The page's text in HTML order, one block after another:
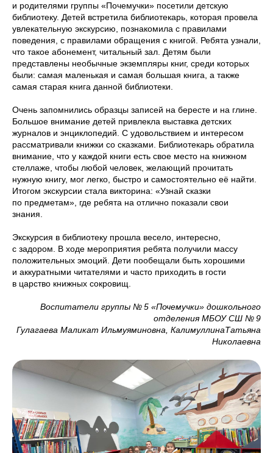
и родителями группы «Почемучки» посетили детскую
библиотеку. Детей встретила библиотекарь, которая провела
увлекательную экскурсию, познакомила с правилами
поведения, с правилами обращения с книгой. Ребята узнали,
что такое абонемент, читальный зал. Детям были
представлены необычные экземпляры книг, среди которых
были: самая маленькая и самая большая книга, а также
самая старая книга данной библиотеки.
Очень запомнились образцы записей на бересте и на глине.
Большое внимание детей привлекла выставка детских
журналов и энциклопедий. С удовольствием и интересом
рассматривали книжки со сказками. Библиотекарь обратила
внимание, что у каждой книги есть свое место на книжном
стеллаже, чтобы любой человек, желающий прочитать
нужную книгу, мог легко, быстро и самостоятельно её найти.
Итогом экскурсии стала викторина: «Узнай сказки
по предметам», где ребята на отлично показали свои
знания.
Экскурсия в библиотеку прошла весело, интересно,
с задором. В ходе мероприятия ребята получили массу
положительных эмоций. Дети пообещали быть хорошими
и аккуратными читателями и часто приходить в гости
в царство книжных сокровищ.
Воспитатели группы № 5 «Почемучки» дошкольного
отделения МБОУ СШ № 9
Гулагаева Маликат Ильмуяминовна, КалимуллинаТатьяна
Николаевна